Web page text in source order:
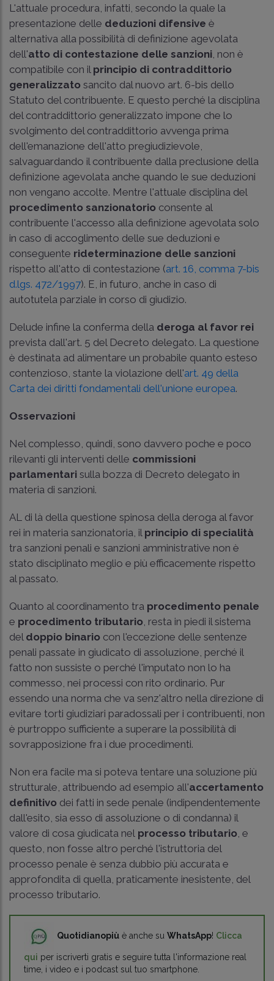
L'attuale procedura, infatti, secondo la quale la
presentazione delle deduzioni difensive è
alternativa alla possibilità di definizione agevolata
dell'atto di contestazione delle sanzioni, non è
compatibile con il principio di contraddittorio
generalizzato sancito dal nuovo art. 6-bis dello
Statuto del contribuente. E questo perché la disciplina
del contraddittorio generalizzato impone che lo
svolgimento del contraddittorio avvenga prima
dell'emanazione dell'atto pregiudizievole,
salvaguardando il contribuente dalla preclusione della
definizione agevolata anche quando le sue deduzioni
non vengano accolte. Mentre l'attuale disciplina del
procedimento sanzionatorio consente al
contribuente l'accesso alla definizione agevolata solo
in caso di accoglimento delle sue deduzioni e
conseguente rideterminazione delle sanzioni
rispetto all'atto di contestazione (art. 16, comma 7-bis
d.lgs. 472/1997). E, in futuro, anche in caso di
autotutela parziale in corso di giudizio.
Delude infine la conferma della deroga al favor rei
prevista dall'art. 5 del Decreto delegato. La questione
è destinata ad alimentare un probabile quanto esteso
contenzioso, stante la violazione dell'art. 49 della
Carta dei diritti fondamentali dell'unione europea.
Osservazioni
Nel complesso, quindi, sono davvero poche e poco
rilevanti gli interventi delle commissioni
parlamentari sulla bozza di Decreto delegato in
materia di sanzioni.
AL di là della questione spinosa della deroga al favor
rei in materia sanzionatoria, il principio di specialità
tra sanzioni penali e sanzioni amministrative non è
stato disciplinato meglio e più efficacemente rispetto
al passato.
Quanto al coordinamento tra procedimento penale
e procedimento tributario, resta in piedi il sistema
del doppio binario con l'eccezione delle sentenze
penali passate in giudicato di assoluzione, perché il
fatto non sussiste o perché l'imputato non lo ha
commesso, nei processi con rito ordinario. Pur
essendo una norma che va senz'altro nella direzione di
evitare torti giudiziari paradossali per i contribuenti, non
è purtroppo sufficiente a superare la possibilità di
sovrapposizione fra i due procedimenti.
Non era facile ma si poteva tentare una soluzione più
strutturale, attribuendo ad esempio all'accertamento
definitivo dei fatti in sede penale (indipendentemente
dall'esito, sia esso di assoluzione o di condanna) il
valore di cosa giudicata nel processo tributario, e
questo, non fosse altro perché l'istruttoria del
processo penale è senza dubbio più accurata e
approfondita di quella, praticamente inesistente, del
processo tributario.
Quotidianopiù è anche su WhatsApp! Clicca
qui per iscriverti gratis e seguire tutta l'informazione real
time, i video e i podcast sul tuo smartphone.